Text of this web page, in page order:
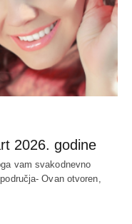
2026. godine
vam svakodnevno
Ovan otvoren,